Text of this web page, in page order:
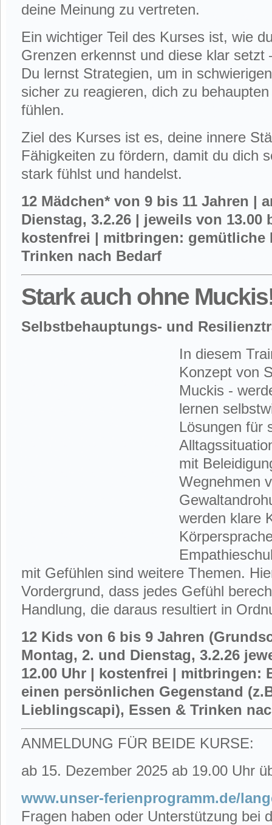
deine Meinung zu vertreten.
Ein wichtiger Teil des Kurses ist, wie
Grenzen erkennst und diese klar setzt
Du lernst Strategien, um in
sicher zu reagieren, dich zu
fühlen.
Ziel des Kurses ist es, deine innere
Fähigkeiten zu fördern, damit du dich
stark fühlst und handelst.
12 Mädchen* von 9 bis 11 Jahren |
Dienstag, 3.2.26 | jeweils von 13.00
kostenfrei | mitbringen: gemütliche
Trinken nach Bedarf
Stark auch ohne
Selbstbehauptungs- und
In diesem
Konzept von
Muckis -
lernen
Lösungen für
mit
Wegnehmen
werden klare
mit Gefühlen sind weitere Themen.
Vordergrund, dass jedes Gefühl
Handlung, die daraus resultiert in
12 Kids von 6 bis 9 Jahren
Montag, 2. und Dienstag, 3.2.26
12.00 Uhr | kostenfrei | mitbringen:
einen persönlichen Gegenstand
Lieblingscapi), Essen & Trinken
ANMELDUNG FÜR BEIDE KURSE:
ab 15. Dezember 2025 ab 19.00 Uhr
www.unser-ferienprogramm.de/
Fragen haben oder Unterstützung bei